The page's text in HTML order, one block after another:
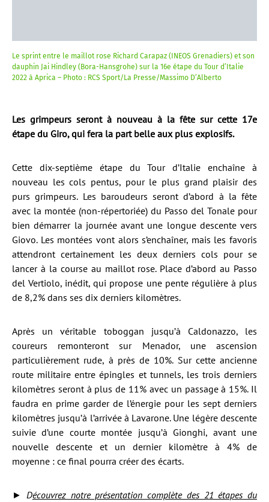
Le sprint entre le maillot rose Richard Carapaz (INEOS Grenadiers) et son
dauphin Jai Hindley (Bora-Hansgrohe) sur la 16e étape du Tour d’Italie
2022 à Aprica – Photo : RCS Sport/La Presse/Massimo D’Alberto
Les grimpeurs seront à nouveau à la fête sur cette 17e
étape du Giro, qui fera la part belle aux plus explosifs.
Cette dix-septième étape du Tour d’Italie enchaîne à
nouveau les cols pentus, pour le plus grand plaisir des
purs grimpeurs. Les baroudeurs seront d’abord à la fête
avec la montée (non-répertoriée) du Passo del Tonale pour
bien démarrer la journée avant une longue descente vers
Giovo. Les montées vont alors s’enchaîner, mais les favoris
attendront certainement les deux derniers cols pour se
lancer à la course au maillot rose. Place d’abord au Passo
del Vertiolo, inédit, qui propose une pente régulière à plus
de 8,2% dans ses dix derniers kilomètres.
Après un véritable toboggan jusqu’à Caldonazzo, les
coureurs remonteront sur Menador, une ascension
particulièrement rude, à près de 10%. Sur cette ancienne
route militaire entre épingles et tunnels, les trois derniers
kilomètres seront à plus de 11% avec un passage à 15%. Il
faudra en prime garder de l’énergie pour les sept derniers
kilomètres jusqu’à l’arrivée à Lavarone. Une légère descente
suivie d’une courte montée jusqu’à Gionghi, avant une
nouvelle descente et un dernier kilomètre à 4% de
moyenne : ce final pourra créer des écarts.
► Découvrez notre présentation complète des 21 étapes du